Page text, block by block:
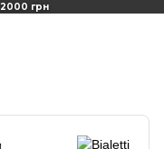
2000 грн